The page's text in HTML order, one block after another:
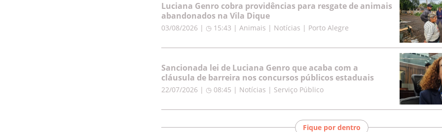
Luciana Genro cobra providências para resgate de animais
abandonados na Vila Dique
03/08/2026 | ◷ 15:43 | Animais | Notícias | Porto Alegre
Sancionada lei de Luciana Genro que acaba com a
cláusula de barreira nos concursos públicos estaduais
22/07/2026 | ◷ 08:45 | Notícias | Serviço Público
Fique por dentro